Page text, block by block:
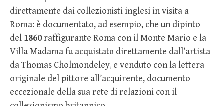
direttamente dai collezionisti inglesi in visita a
Roma: è documentato, ad esempio, che un dipinto
del 1860raffigurante Roma con il Monte Mario e la
Villa Madama fu acquistato direttamente dall’artista
da Thomas Cholmondeley, e venduto con la lettera
originale del pittore all’acquirente, documento
eccezionale della sua rete di relazioni con il